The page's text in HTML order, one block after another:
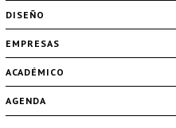
DISEÑO
EMPRESAS
ACADÉMICO
AGENDA